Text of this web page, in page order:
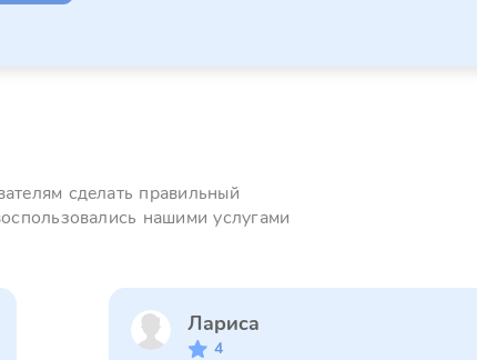
сделать правильный
нашими услугами
Лариса
4